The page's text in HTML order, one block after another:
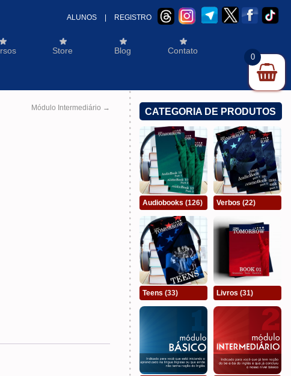
ALUNOS REGISTRO
Store Blog Contato
Módulo Intermediário → CATEGORIA DE PRODUTOS
Audiobooks (126) Verbos (22)
Teens (33) Livros (31)
0